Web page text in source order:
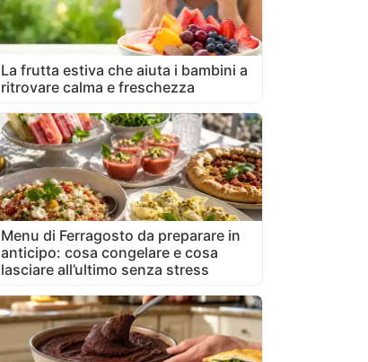
La frutta estiva che aiuta i bambini a
ritrovare calma e freschezza
Menu di Ferragosto da preparare in
anticipo: cosa congelare e cosa
lasciare all’ultimo senza stress